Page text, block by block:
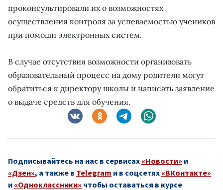
проконсультировали их о возможностях
осуществления контроля за успеваемостью учеников
при помощи электронных систем.
В случае отсутствия возможности организовать
образовательный процесс на дому родители могут
обратиться к директору школы и написать заявление
о выдаче средств для обучения.
Подписывайтесь на нас в сервисах «Новости» и
«Дзен», а также в Telegram и в соцсетях «ВКонтакте»
и «Одноклассники» чтобы оставаться в курсе